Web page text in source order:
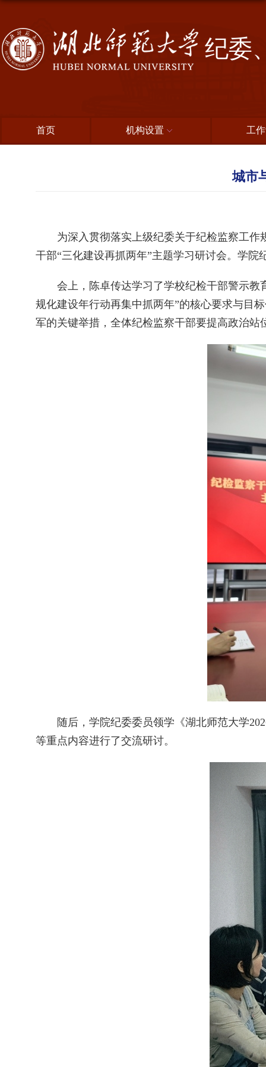
纪委
首页 机构设置 工
城市
为深入贯彻落实上级纪委关于纪检监察工
干部“三化建设再抓两年”主题学习研讨会。学
会上，陈卓传达学习了学校纪检干部警示教
规化建设年行动再集中抓两年”的核心要求与目
军的关键举措，全体纪检监察干部要提高政治
随后，学院纪委委员领学《湖北师范大学
等重点内容进行了交流研讨。